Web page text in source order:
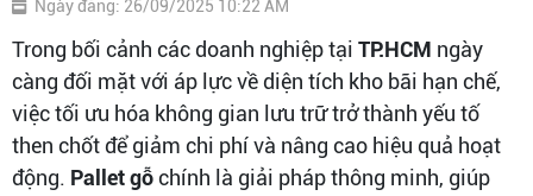
Ngày đăng: 26/09/2025 10:22 AM
Trong bối cảnh các doanh nghiệp tại TP.HCM ngày
càng đối mặt với áp lực về diện tích kho bãi hạn chế,
việc tối ưu hóa không gian lưu trữ trở thành yếu tố
then chốt để giảm chi phí và nâng cao hiệu quả hoạt
động. Pallet gỗchính là giải pháp thông minh, giúp